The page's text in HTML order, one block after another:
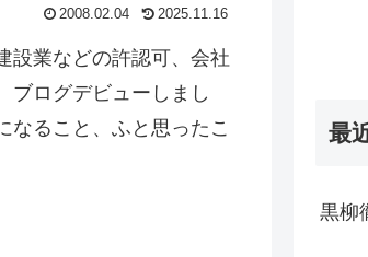
2008.02.04 2025.11.16
設業などの許認可、会社
ブログデビューしまし
なること、ふと思ったこ
最
黒柳